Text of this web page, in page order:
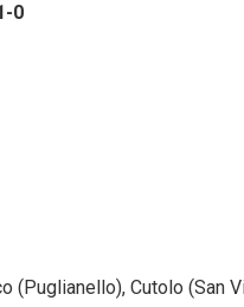
0
(Puglianello), Cutolo (San